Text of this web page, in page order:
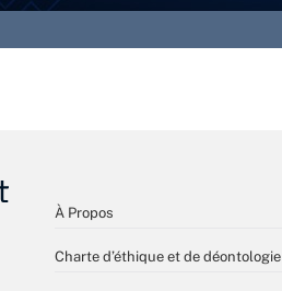
À Propos
Charte d’éthique et de déontologie